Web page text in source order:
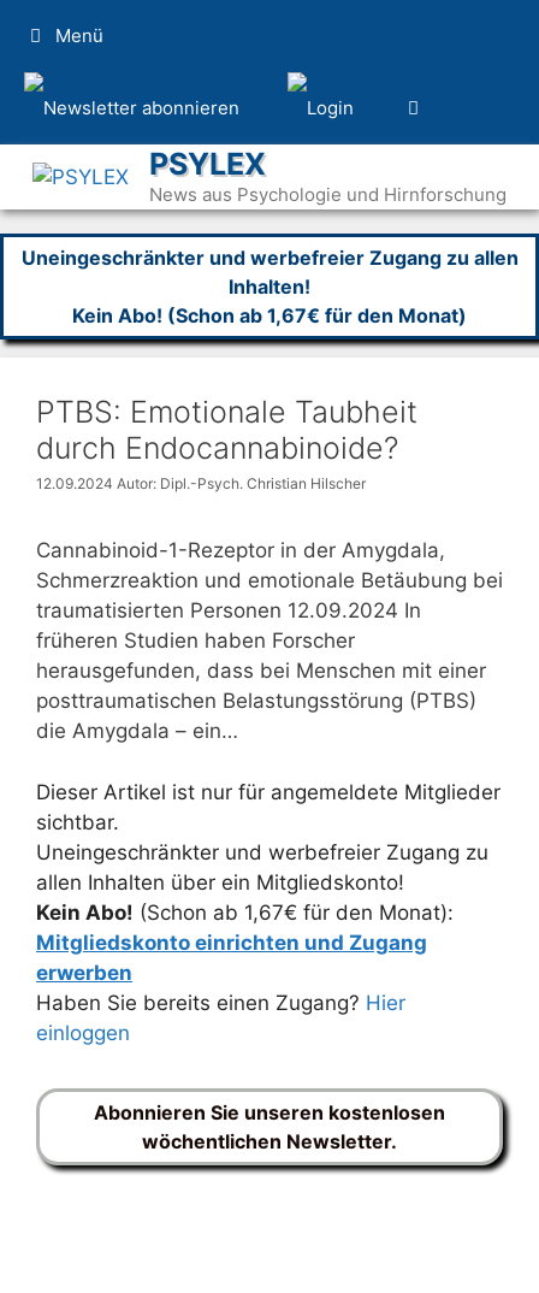
Inhalt
springen
Menü
PSYLEX
News aus Psychologie und Hirnforschung
Uneingeschränkter und werbefreier Zugang zu allen
Inhalten!
Kein Abo! (Schon ab 1,67€ für den Monat)
PTBS: Emotionale Taubheit
durch Endocannabinoide?
12.09.2024 Autor: Dipl.-Psych. Christian Hilscher
Cannabinoid-1-Rezeptor in der Amygdala,
Schmerzreaktion und emotionale Betäubung bei
traumatisierten Personen 12.09.2024 In
früheren Studien haben Forscher
herausgefunden, dass bei Menschen mit einer
posttraumatischen Belastungsstörung (PTBS)
die Amygdala – ein…
Dieser Artikel ist nur für angemeldete Mitglieder
sichtbar.
Uneingeschränkter und werbefreier Zugang zu
allen Inhalten über ein Mitgliedskonto!
Kein Abo! (Schon ab 1,67€ für den Monat):
Mitgliedskonto einrichten und Zugang
erwerben
Haben Sie bereits einen Zugang? Hier
einloggen
Abonnieren Sie unseren kostenlosen
wöchentlichen Newsletter.